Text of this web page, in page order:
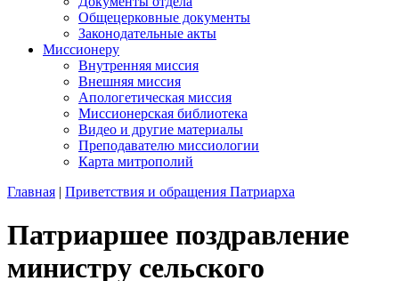
Общецерковные документы
Законодательные акты
Миссионеру
Внутренняя миссия
Внешняя миссия
Апологетическая миссия
Миссионерская библиотека
Видео и другие материалы
Преподавателю миссиологии
Карта митрополий
Главная | Приветствия и обращения Патриарха
Патриаршее поздравление
министру сельского